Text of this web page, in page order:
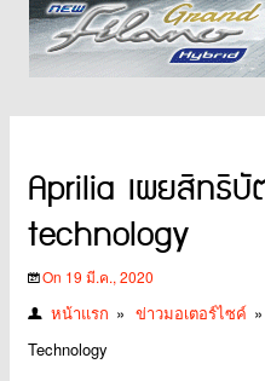
Aprilia เผยสิทธิ
technology
On 19 มี.ค., 2020
หน้าแรก » ข่าวมอเตอร์ไซค์ »
Technology